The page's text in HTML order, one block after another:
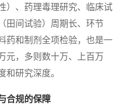
）、药理毒理研究、临床试
田间试验）周期长、环节
药和制剂全项检验，也是一
元，多则数十万、上百万
和研究深度。
合规的保障